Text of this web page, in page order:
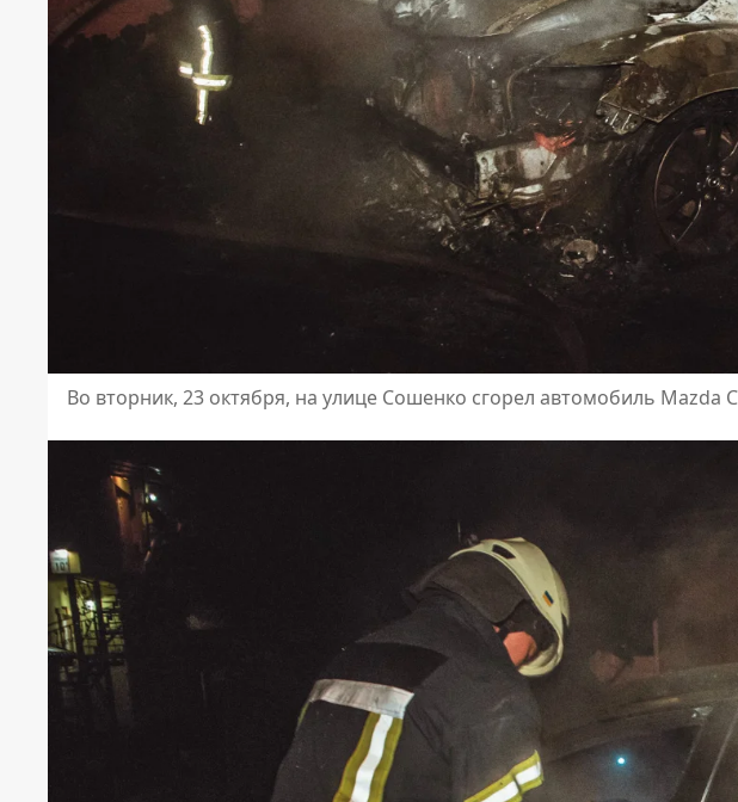
Во вторник, 23 октября, на улице Сошенко сгорел автомобиль Mazda